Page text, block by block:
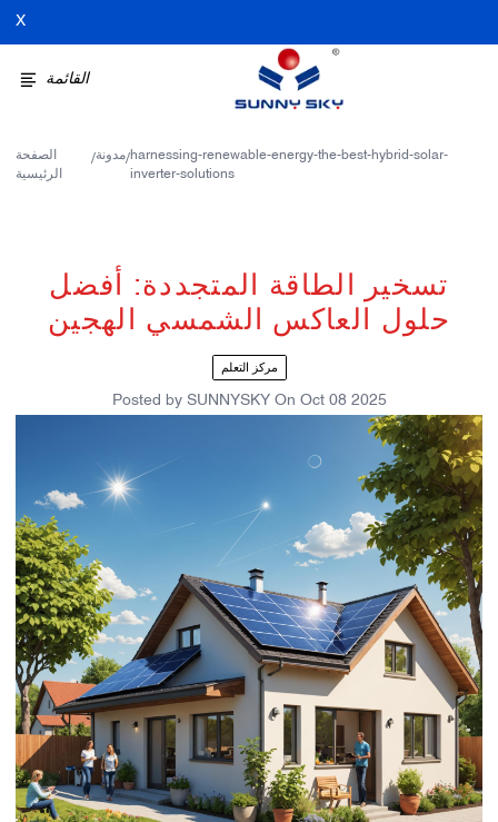
X
القائمة
الصفحة
الرئيسية
/مدونة/harnessing-renewable-energy-the-best-hybrid-solar-
inverter-solutions
تسخير الطاقة المتجددة: أفضل
حلول العاكس الشمسي الهجين
مركز التعلم
Posted by SUNNYSKYOn Oct 08 2025